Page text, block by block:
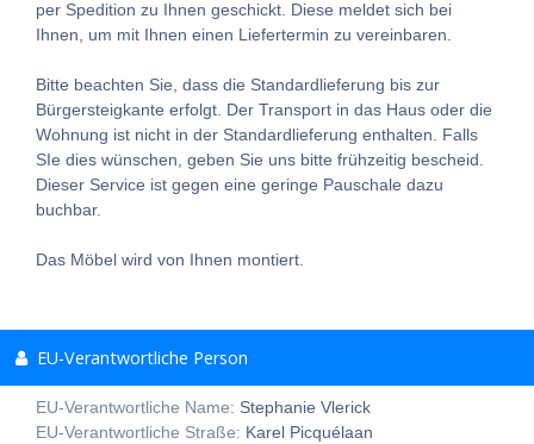
per Spedition zu Ihnen geschickt. Diese meldet sich bei
Ihnen, um mit Ihnen einen Liefertermin zu vereinbaren.
Bitte beachten Sie, dass die Standardlieferung bis zur
Bürgersteigkante erfolgt. Der Transport in das Haus oder die
Wohnung ist nicht in der Standardlieferung enthalten. Falls
SIe dies wünschen, geben Sie uns bitte frühzeitig bescheid.
Dieser Service ist gegen eine geringe Pauschale dazu
buchbar.
Das Möbel wird von Ihnen montiert.
EU-Verantwortliche Person
EU-Verantwortliche Name: Stephanie Vlerick
EU-Verantwortliche Straße: Karel Picquélaan